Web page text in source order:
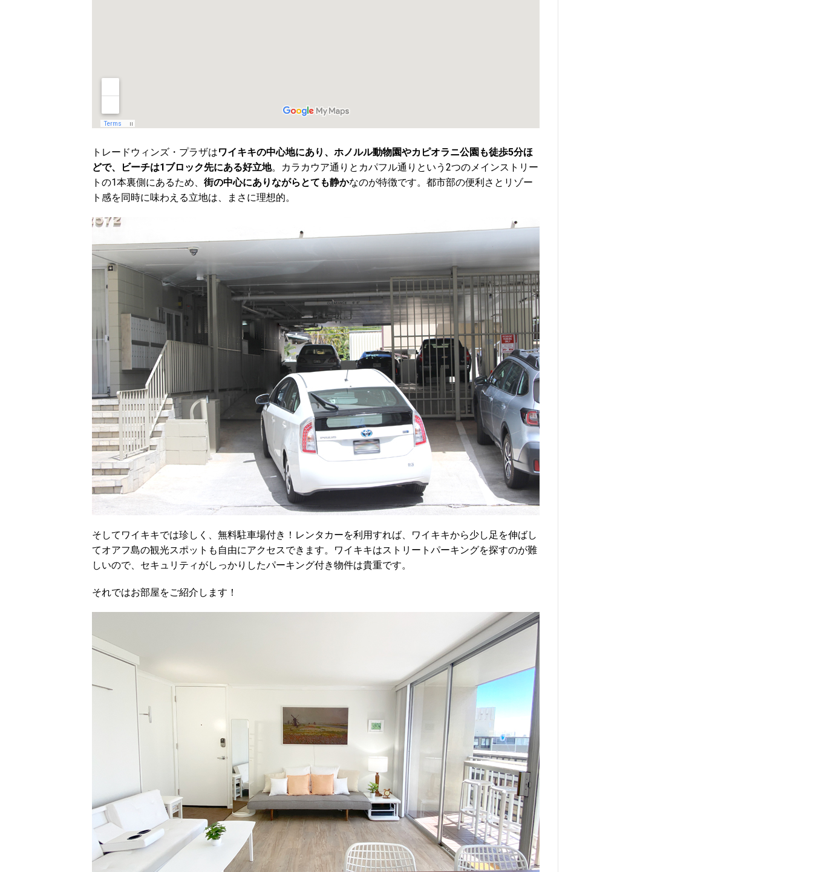
トレードウィンズ・プラザはワイキキの中心地にあり、ホノルル動物園やカピオラニ公園も徒歩5分ほ
どで、ビーチは1ブロック先にある好立地。カラカウア通りとカパフル通りという2つのメインストリー
トの1本裏側にあるため、 街の中心にありながらとても静かなのが特徴です。都市部の便利さとリゾー
ト感を同時に味わえる立地は、まさに理想的。
そしてワイキキでは珍しく、無料駐車場付き！レンタカーを利用すれば、ワイキキから少し足を伸ばし
てオアフ島の観光スポットも自由にアクセスできます。ワイキキはストリートパーキングを探すのが難
しいので、セキュリティがしっかりしたパーキング付き物件は貴重です。
それではお部屋をご紹介します！